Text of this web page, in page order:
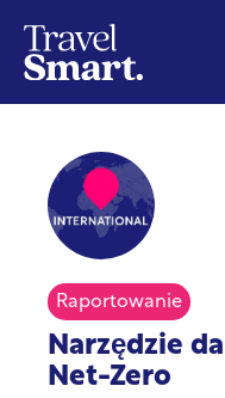
Raportowanie
Narzędzie
Net-Zero